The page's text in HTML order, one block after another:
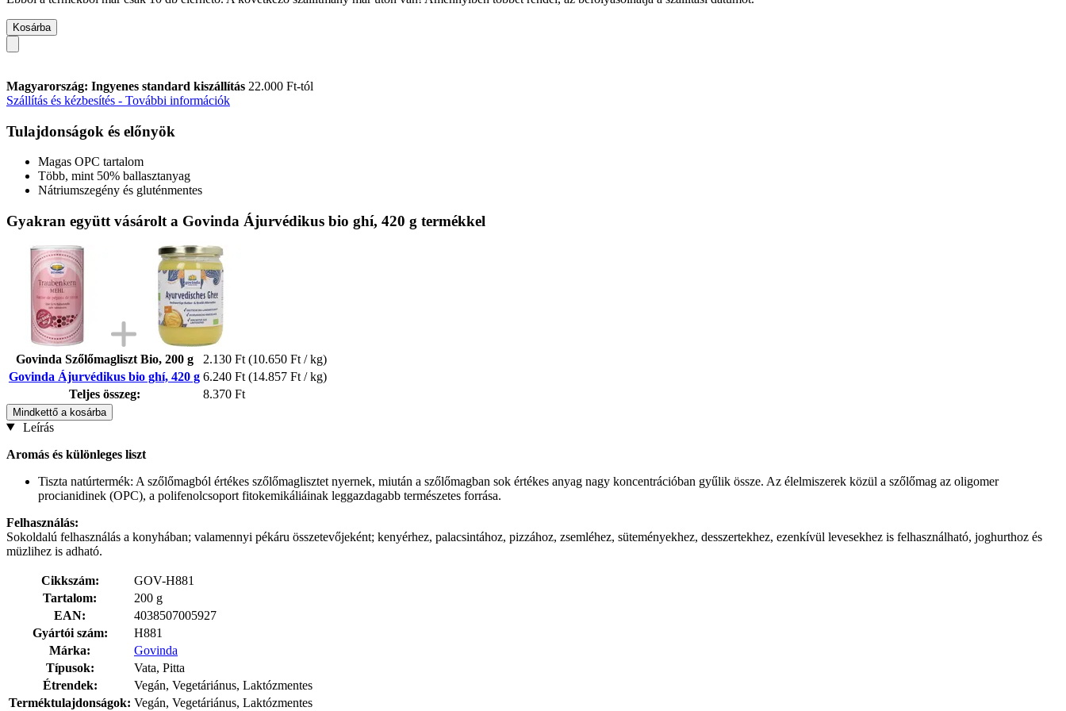
Kosárba
Magyarország: Ingyenes standard kiszállítás 22.000 Ft-tól
Szállítás és kézbesítés - További információk
Tulajdonságok és előnyök
Magas OPC tartalom
Több, mint 50% ballasztanyag
Nátriumszegény és gluténmentes
Gyakran együtt vásárolt a Govinda Ájurvédikus bio ghí, 420 g termékkel
Govinda Szőlőmagliszt Bio, 200 g 2.130 Ft (10.650 Ft / kg)
Govinda Ájurvédikus bio ghí, 420 g 6.240 Ft (14.857 Ft / kg)
Teljes összeg:
8.370 Ft
Mindkettő a kosárba
Leírás
Aromás és különleges liszt
Tiszta natúrtermék: A szőlőmagból értékes szőlőmaglisztet nyernek, miután a szőlőmagban sok értékes anyag nagy koncentrációban gyűlik össze. Az élelmiszerek közül a szőlőmag az oligomer
procianidinek (OPC), a polifenolcsoport fitokemikáliáinak leggazdagabb természetes forrása.
Felhasználás:
Sokoldalú felhasználás a konyhában; valamennyi pékáru összetevőjeként; kenyérhez, palacsintához, pizzához, zsemléhez, süteményekhez, desszertekhez, ezenkívül levesekhez is felhasználható, joghurthoz és
müzlihez is adható.
Cikkszám:
GOV-H881
Tartalom:
200 g
EAN:
4038507005927
Gyártói szám:
H881
Márka:
Govinda
Típusok:
Vata, Pitta
Étrendek:
Vegán, Vegetáriánus, Laktózmentes
Terméktulajdonságok: Vegán, Vegetáriánus, Laktózmentes